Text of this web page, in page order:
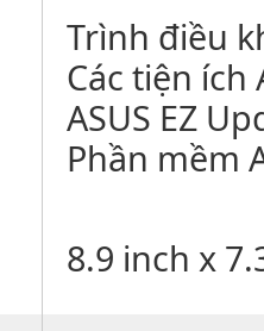
Trình điều
Các tiện ích
ASUS EZ
Phần mềm
8.9 inch x